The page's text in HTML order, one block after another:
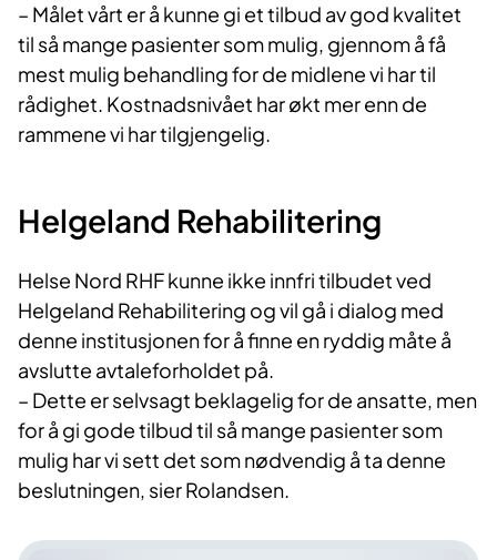
– Målet vårt er å kunne gi et tilbud av god kvalitet
til så mange pasienter som mulig, gjennom å få
mest mulig behandling for de midlene vi har til
rådighet. Kostnadsnivået har økt mer enn de
rammene vi har tilgjengelig.
Helgeland Rehabilitering
Helse Nord RHF kunne ikke innfri tilbudet ved
Helgeland Rehabilitering og vil gå i dialog med
denne institusjonen for å finne en ryddig måte å
avslutte avtaleforholdet på.
– Dette er selvsagt beklagelig for de ansatte, men
for å gi gode tilbud til så mange pasienter som
mulig har vi sett det som nødvendig å ta denne
beslutningen, sier Rolandsen.